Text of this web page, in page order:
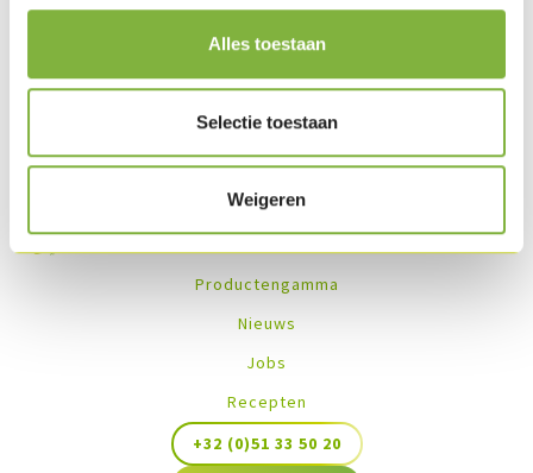
Alles toestaan
Selectie toestaan
Weigeren
Recepten met dit product
Productengamma
Nieuws
Jobs
Recepten
+32 (0)51 33 50 20